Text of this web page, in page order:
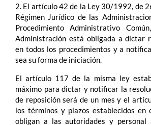
2. El artículo 42 de la Ley 30/1992, de
Régimen Jurídico de las
Procedimiento Administrativo
Administración está obligada a dictar
en todos los procedimientos y a
sea su forma de iniciación.
El artículo 117 de la misma ley
máximo para dictar y notificar la
de reposición será de un mes y el
los términos y plazos establecidos en
obligan a las autoridades y